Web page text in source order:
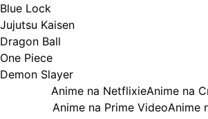
Blue Lock
Jujutsu Kaisen
Dragon Ball
One Piece
Demon Slayer
Anime na NetflixieAnime na
Anime na Prime VideoAnime